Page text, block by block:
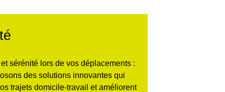
sérénité lors de vos déplacements :
des solutions innovantes qui
trajets domicile-travail et améliorent